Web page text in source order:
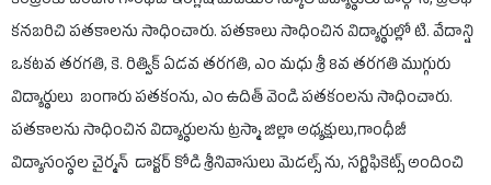
కనబరిచి పతకాలను సాధించారు. పతకాలు సాధించిన విద్యార్థుల్లో టి. వేదాన్షి
ఒకటవ తరగతి, కె. రిత్విక్ ఏడవ తరగతి, ఎం మధు శ్రీ 8వ తరగతి ముగ్గురు
విద్యార్థులు బంగారు పతకంను, ఎం ఉదిత్ వెండి పతకంలను సాధించారు.
పతకాలను సాధించిన విద్యార్థులను ట్రస్మా జిల్లా అధ్యక్షులు,గాంధీజీ
విద్యాసంస్థల చైర్మన్ డాక్టర్ కోడి శ్రీనివాసులు మెడల్స్ ను, సర్టిఫికెట్స్ అందించి